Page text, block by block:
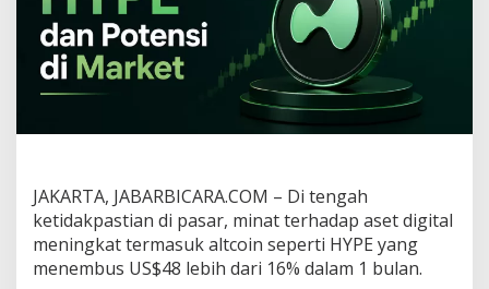
e
U
4
8
d
T
JAKARTA, JABARBICARA.COM – Di tengah
ketidakpastian di pasar, minat terhadap aset digital
meningkat termasuk altcoin seperti HYPE yang
menembus US$48 lebih dari 16% dalam 1 bulan.